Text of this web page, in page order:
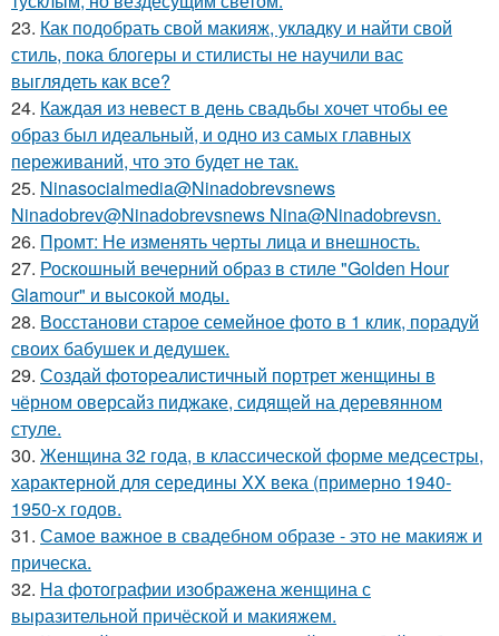
23. Как подобрать свой макияж, укладку и найти свой
стиль, пока блогеры и стилисты не научили вас
выглядеть как все?
24. Каждая из невест в день свадьбы хочет чтобы ее
образ был идеальный, и одно из самых главных
переживаний, что это будет не так.
25. Ninasocialmedia@Ninadobrevsnews
Ninadobrev@Ninadobrevsnews Nina@Ninadobrevsn.
26. Промт: Не изменять черты лица и внешность.
27. Роскошный вечерний образ в стиле "Golden Hour
Glamour" и высокой моды.
28. Восстанови старое семейное фото в 1 клик, порадуй
своих бабушек и дедушек.
29. Создай фотореалистичный портрет женщины в
чёрном оверсайз пиджаке, сидящей на деревянном
стуле.
30. Женщина 32 года, в классической форме медсестры,
характерной для середины XX века (примерно 1940-
1950-х годов.
31. Самое важное в свадебном образе - это не макияж и
прическа.
32. На фотографии изображена женщина с
выразительной причёской и макияжем.